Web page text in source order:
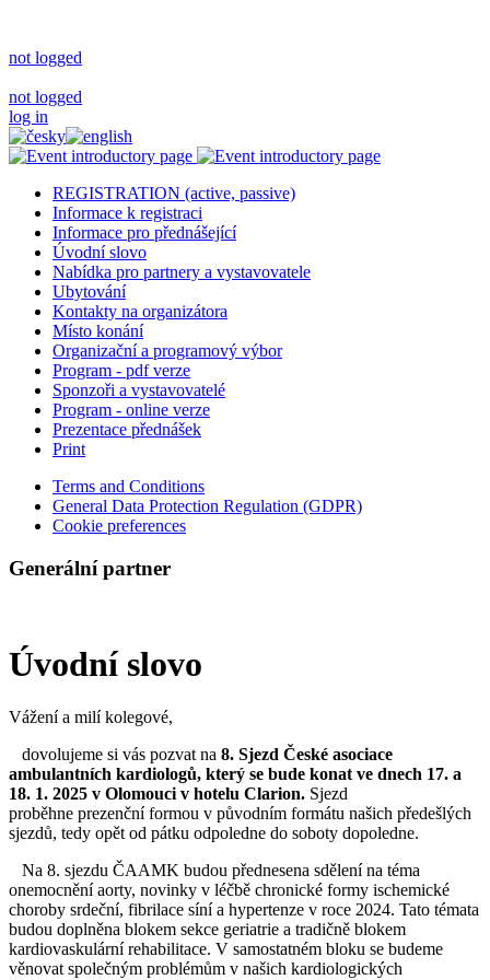
not logged
not logged
log in
REGISTRATION (active, passive)
Informace k registraci
Informace pro přednášející
Úvodní slovo
Nabídka pro partnery a vystavovatele
Ubytování
Kontakty na organizátora
Místo konání
Organizační a programový výbor
Program - pdf verze
Sponzoři a vystavovatelé
Program - online verze
Prezentace přednášek
Print
Terms and Conditions
General Data Protection Regulation (GDPR)
Cookie preferences
Generální partner
Úvodní slovo
Vážení a milí kolegové,
dovolujeme si vás pozvat na 8. Sjezd České asociace
ambulantních kardiologů, který se bude konat ve dnech 17. a
18. 1. 2025 v Olomouci v hotelu Clarion. Sjezd
proběhne prezenční formou v původním formátu našich předešlých
sjezdů, tedy opět od pátku odpoledne do soboty dopoledne.
Na 8. sjezdu ČAAMK budou přednesena sdělení na téma
onemocnění aorty, novinky v léčbě chronické formy ischemické
choroby srdeční, fibrilace síní a hypertenze v roce 2024. Tato témata
budou doplněna blokem sekce geriatrie a tradičně blokem
kardiovaskulární rehabilitace. V samostatném bloku se budeme
věnovat společným problémům v našich kardiologických